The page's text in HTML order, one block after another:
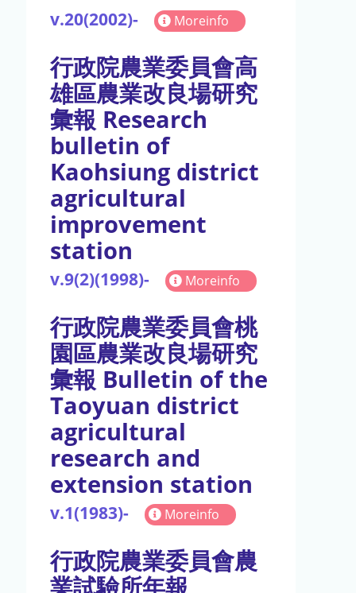
v.20(2002)- Moreinfo
行政院農業委員會高
雄區農業改良場研究
彙報 Research
bulletin of
Kaohsiung district
agricultural
improvement
station
v.9(2)(1998)- Moreinfo
行政院農業委員會桃
園區農業改良場研究
彙報 Bulletin of the
Taoyuan district
agricultural
research and
extension station
v.1(1983)- Moreinfo
行政院農業委員會農
業試驗所年報